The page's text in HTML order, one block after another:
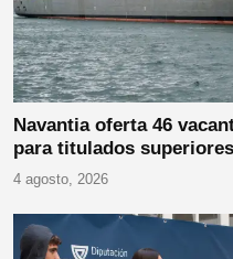
Navantia oferta 46
para titulados superiores
4 agosto, 2026